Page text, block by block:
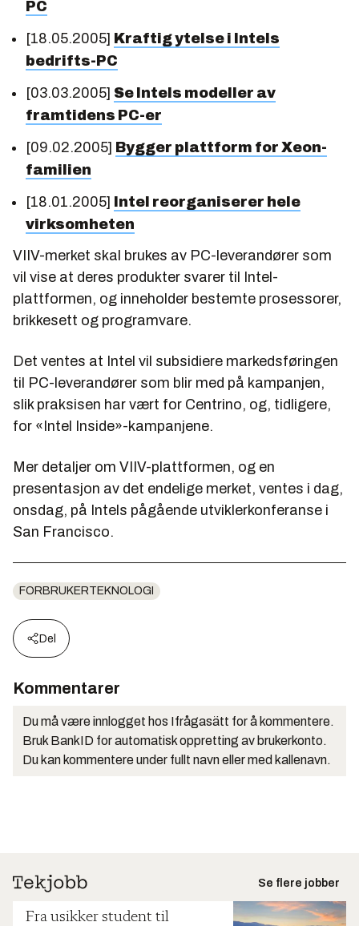
PC
[18.05.2005] Kraftig ytelse i Intels
bedrifts-PC
[03.03.2005] Se Intels modeller av
framtidens PC-er
[09.02.2005] Bygger plattform for Xeon-
familien
[18.01.2005]
Intel reorganiserer hele
virksomheten
VIIV-merket skal brukes av PC-leverandører som
vil vise at deres produkter svarer til Intel-
plattformen, og inneholder bestemte prosessorer,
brikkesett og programvare.
Det ventes at Intel vil subsidiere markedsføringen
til PC-leverandører som blir med på kampanjen,
slik praksisen har vært for Centrino, og, tidligere,
for «Intel Inside»-kampanjene.
Mer detaljer om VIIV-plattformen, og en
presentasjon av det endelige merket, ventes i dag,
onsdag, på Intels pågående utviklerkonferanse i
San Francisco.
FORBRUKERTEKNOLOGI
Del
Kommentarer
Du må være innlogget hos Ifrågasätt for å kommentere.
Bruk BankID for automatisk oppretting av brukerkonto.
Du kan kommentere under fullt navn eller med kallenavn.
Se flere jobber
Fra usikker student til